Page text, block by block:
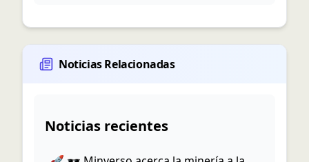
Noticias Relacionadas
Noticias recientes